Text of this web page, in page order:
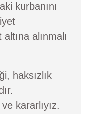
kurbanını
alınmalı
haksızlık
kararlıyız.